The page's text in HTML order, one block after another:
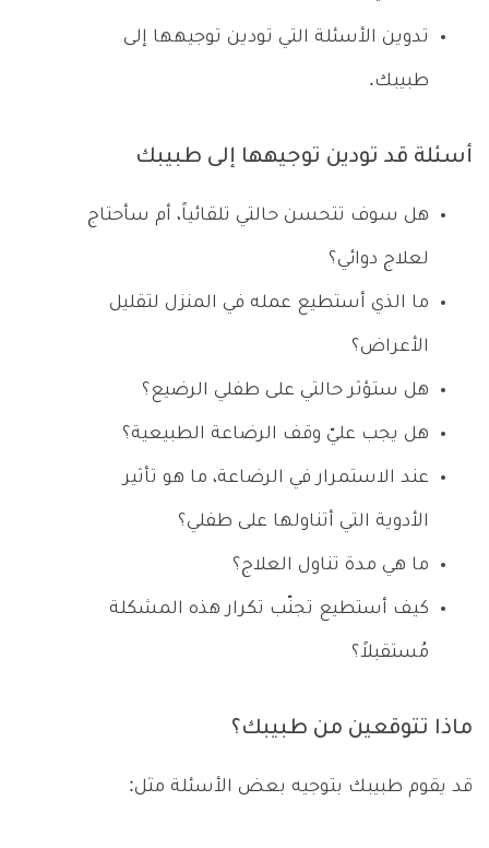
تدوين الأسئلة التي تودين توجيهها إلى
طبيبك.
أسئلة قد تودين توجيهها إلى طبيبك
هل سوف تتحسن حالتي تلقائياً، أم سأحتاج
لعلاج دوائي؟
ما الذي أستطيع عمله في المنزل لتقليل
الأعراض؟
هل ستؤثر حالتي على طفلي الرضيع؟
هل يجب عليّ وقف الرضاعة الطبيعية؟
عند الاستمرار في الرضاعة، ما هو تأثير
الأدوية التي أتناولها على طفلي؟
ما هي مدة تناول العلاج؟
كيف أستطيع تجنّب تكرار هذه المشكلة
مُستقبلاً؟
ماذا تتوقعين من طبيبك؟
قد يقوم طبيبك بتوجيه بعض الأسئلة مثل: